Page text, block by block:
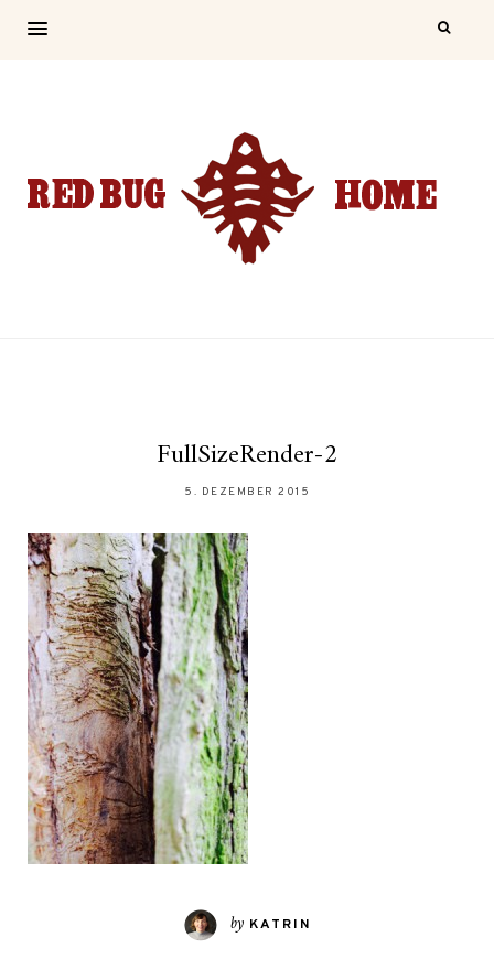
FullSizeRender-2
5. DEZEMBER 2015
by KATRIN